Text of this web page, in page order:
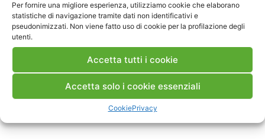
Per fornire una migliore esperienza, utilizziamo cookie che elaborano
statistiche di navigazione tramite dati non identificativi e
pseudonimizzati. Non viene fatto uso di cookie per la profilazione degli
utenti.
Accetta tutti i cookie
Accetta solo i cookie essenziali
CookiePrivacy
Commenti
Pubblica un commento